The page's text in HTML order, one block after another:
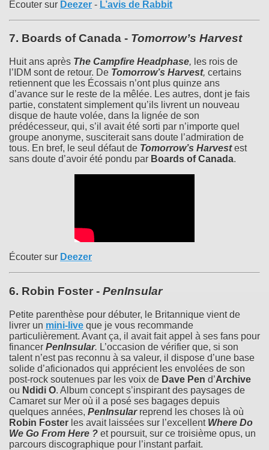
Écouter sur Deezer - L’avis de Rabbit
7. Boards of Canada - Tomorrow’s Harvest
Huit ans après The Campfire Headphase, les rois de
l’IDM sont de retour. De Tomorrow’s Harvest, certains
retiennent que les Écossais n’ont plus quinze ans
d’avance sur le reste de la mêlée. Les autres, dont je fais
partie, constatent simplement qu’ils livrent un nouveau
disque de haute volée, dans la lignée de son
prédécesseur, qui, s’il avait été sorti par n’importe quel
groupe anonyme, susciterait sans doute l’admiration de
tous. En bref, le seul défaut de Tomorrow’s Harvest est
sans doute d’avoir été pondu par Boards of Canada.
Écouter sur Deezer
6. Robin Foster - PenInsular
Petite parenthèse pour débuter, le Britannique vient de
livrer un mini-live que je vous recommande
particulièrement. Avant ça, il avait fait appel à ses fans pour
financer PenInsular. L’occasion de vérifier que, si son
talent n’est pas reconnu à sa valeur, il dispose d’une base
solide d’aficionados qui apprécient les envolées de son
post-rock soutenues par les voix de Dave Pen d’Archive
ou Ndidi O. Album concept s’inspirant des paysages de
Camaret sur Mer où il a posé ses bagages depuis
quelques années, PenInsular reprend les choses là où
Robin Foster les avait laissées sur l’excellent Where Do
We Go From Here ? et poursuit, sur ce troisième opus, un
parcours discographique pour l’instant parfait.